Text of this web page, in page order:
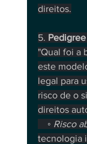
direitos.
5.
"Qual foi a
este
legal para
risco de o
direitos
◦ Risco
tecnologia